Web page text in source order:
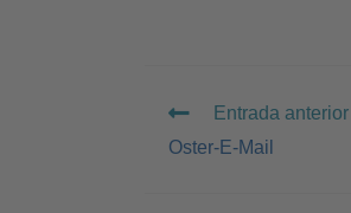
Entrada anterior
Oster-E-Mail